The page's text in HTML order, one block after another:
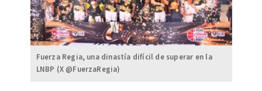
Fuerza Regia, una dinastía difícil de superar en la
LNBP (X @FuerzaRegia)